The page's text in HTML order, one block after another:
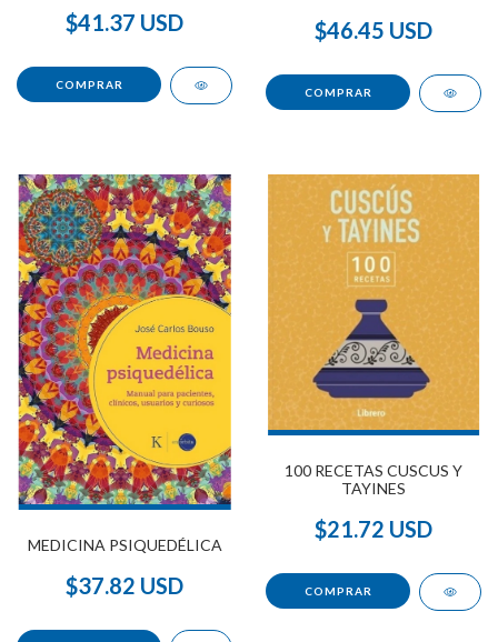
$41.37 USD $46.45 USD
MEDICINA PSIQUEDÉLICA
$37.82 USD
100 RECETAS CUSCUS Y
TAYINES
$21.72 USD